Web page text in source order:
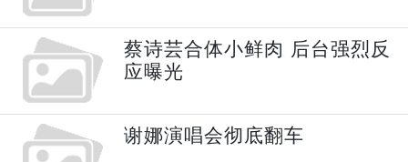
蔡诗芸合体小鲜肉 后台强烈反
应曝光
谢娜演唱会彻底翻车